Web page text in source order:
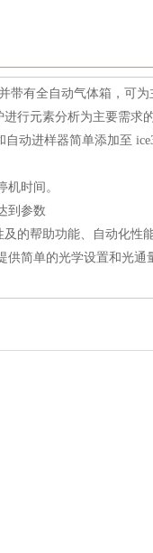
带有全自动气体箱，可
行元素分析为主要需求
动进样器简单添加至
时间。
到参数
的帮助功能、自动化性
供简单的光学设置和光通